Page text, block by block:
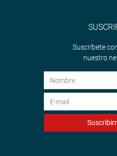
Suscríbete
nuestro